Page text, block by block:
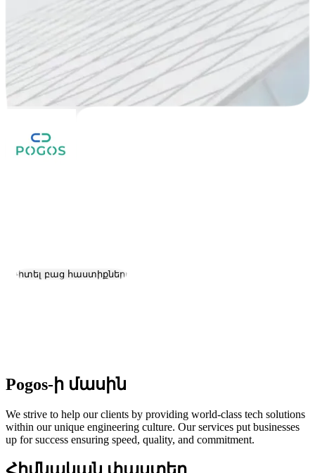
Դիտել բաց հաստիքները
Pogos-ի մասին
We strive to help our clients by providing world-class tech solutions
within our unique engineering culture. Our services put businesses
up for success ensuring speed, quality, and commitment.